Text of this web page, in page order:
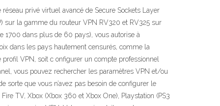
privé virtuel avancé de Secure Sockets Layer
sur la gamme du routeur VPN RV320 et RV325 sur
1700 dans plus de 60 pays), vous autorise à
dans les pays hautement censurés, comme la
VPN, soit c onfigurer un compte professionnel
vous pouvez rechercher les paramètres VPN et/ou
sorte que vous n’avez pas besoin de configurer le
TV, Xbox (Xbox 360 et Xbox One), Playstation (PS3